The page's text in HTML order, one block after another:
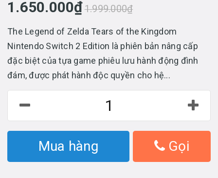
1.650.000₫1.999.000₫
The Legend of Zelda Tears of the Kingdom
Nintendo Switch 2 Edition là phiên bản nâng cấp
đặc biệt của tựa game phiêu lưu hành động đình
đám, được phát hành độc quyền cho hệ...
Mua hàng Gọi